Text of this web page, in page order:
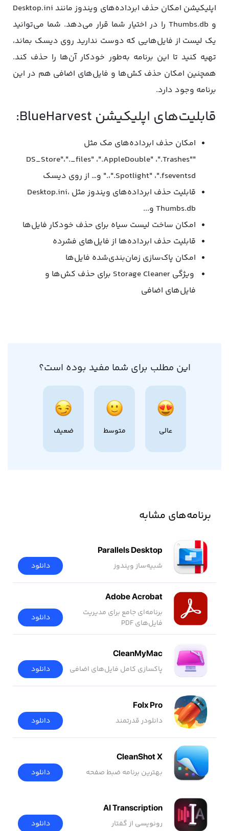
اپلیکیشن امکان حذف ابرداده‌های ویندوز مانند Desktop.ini
و Thumbs.db را در اختیار شما قرار می‌دهد. شما می‌توانید
یک لیست از فایل‌هایی که دوست ندارید روی دیسک بماند،
تهیه کنید تا این برنامه به‌طور خودکار آن‌ها را حذف کند.
همچنین امکان حذف کش‌ها و فایل‌های اضافی هم در این
برنامه وجود دارد.
قابلیت‌های اپلیکیشن BlueHarvest:
امکان حذف ابرداده‌های مک مثل
"DS_Store"،"._files" ،".AppleDouble" ،".Trashes"
،".Spotlight" ،".fseventsd." و… از روی دیسک
قابلیت حذف ابرداده‌های ویندوز مثل Desktop.ini،
Thumbs.db و...
امکان ساخت لیست سیاه برای حذف خودکار فایل‌ها
قابلیت حذف ابرداده‌ها از فایل‌های فشرده
امکان پاک‌سازی زمان‌بندی‌شده فایل‌ها
ویژگی Storage Cleaner برای حذف کش‌ها و
فایل‌های اضافی
این مطلب برای شما مفید بوده است؟
عالی متوسط ضعیف
برنامه‌های مشابه
Parallels Desktop
شبیه‌ساز ویندوز دانلود
Adobe Acrobat
برنامه‌ای جامع برای مدیریت
فایل‌های PDF
دانلود
CleanMyMac
پاکسازی کامل فایل‌های اضافی دانلود
Folx Pro
دانلودر قدرتمند دانلود
CleanShot X
بهترین برنامه ضبط صفحه دانلود
AI Transcription
رونویسی از گفتار دانلود